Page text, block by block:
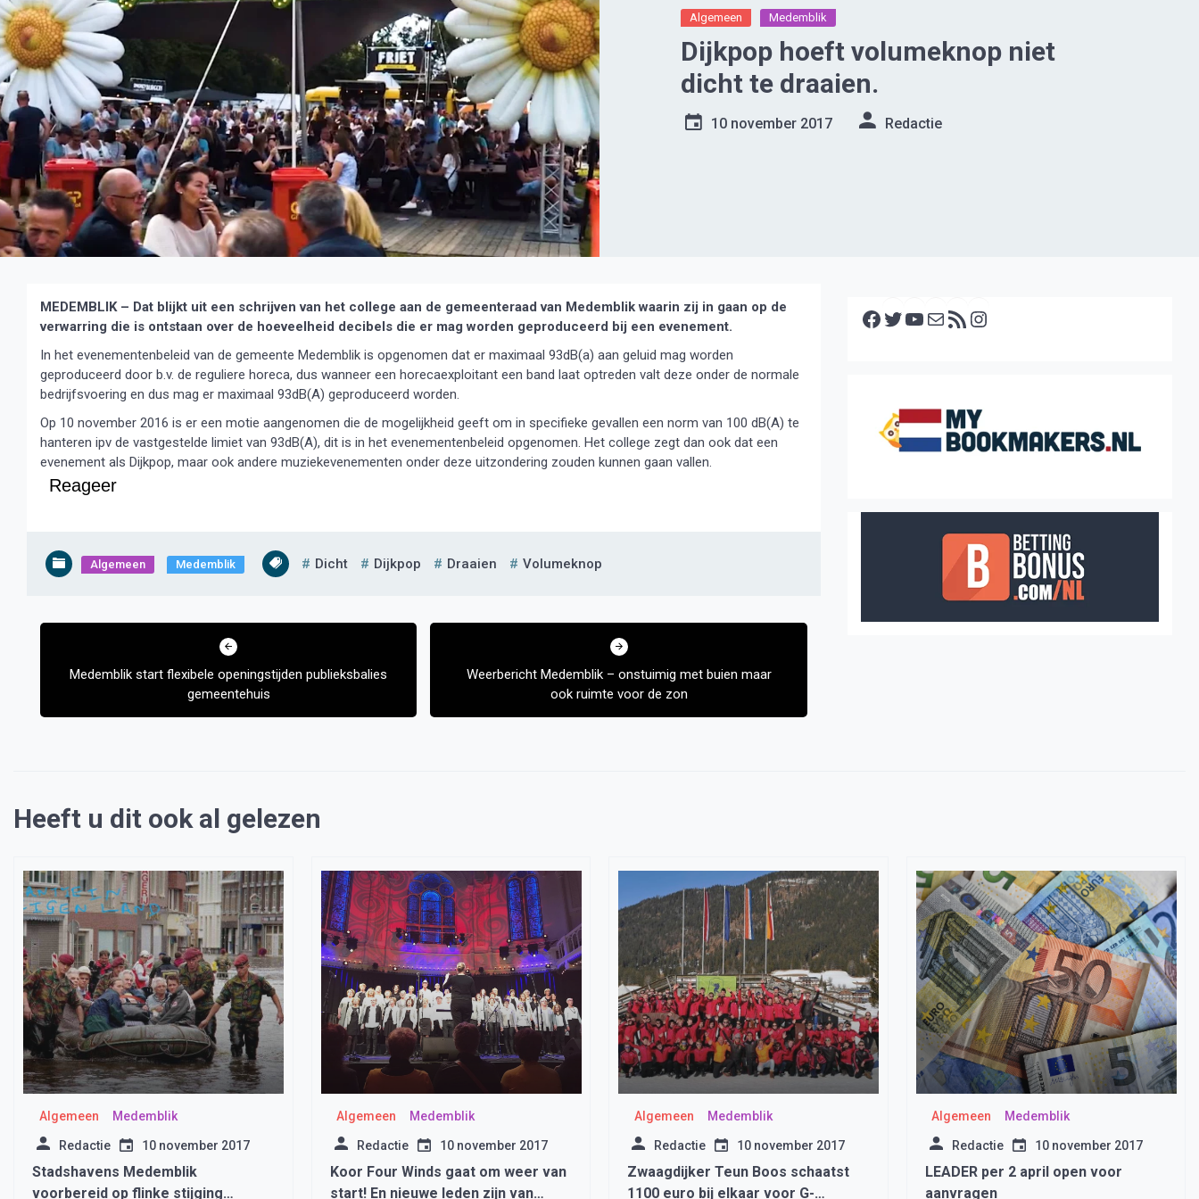
Algemeen Medemblik
Dijkpop hoeft volumeknop niet
dicht te draaien.
10 november 2017 Redactie
MEDEMBLIK – Dat blijkt uit een schrijven van het college aan de gemeenteraad van Medemblik waarin zij in gaan op de
verwarring die is ontstaan over de hoeveelheid decibels die er mag worden geproduceerd bij een evenement.
In het evenementenbeleid van de gemeente Medemblik is opgenomen dat er maximaal 93dB(a) aan geluid mag worden
geproduceerd door b.v. de reguliere horeca, dus wanneer een horecaexploitant een band laat optreden valt deze onder de normale
bedrijfsvoering en dus mag er maximaal 93dB(A) geproduceerd worden.
Op 10 november 2016 is er een motie aangenomen die de mogelijkheid geeft om in specifieke gevallen een norm van 100 dB(A) te
hanteren ipv de vastgestelde limiet van 93dB(A), dit is in het evenementenbeleid opgenomen. Het college zegt dan ook dat een
evenement als Dijkpop, maar ook andere muziekevenementen onder deze uitzondering zouden kunnen gaan vallen.
Reageer
Algemeen Medemblik Dicht Dijkpop Draaien Volumeknop
Bericht
Medemblik start flexibele openingstijden publieksbalies
gemeentehuis
Weerbericht Medemblik – onstuimig met buien maar
ook ruimte voor de zon
Facebook Twitter YouTube E-mail RSS feed
Heeft u dit ook al gelezen
Algemeen Medemblik
Redactie 10 november 2017
Stadshavens Medemblik
voorbereid op flinke stijging
Algemeen Medemblik
Redactie 10 november 2017
Koor Four Winds gaat om weer van
start! En nieuwe leden zijn van
Algemeen Medemblik
Redactie 10 november 2017
Zwaagdijker Teun Boos schaatst
1100 euro bij elkaar voor G-
Algemeen Medemblik
Redactie 10 november 2017
LEADER per 2 april open voor
aanvragen